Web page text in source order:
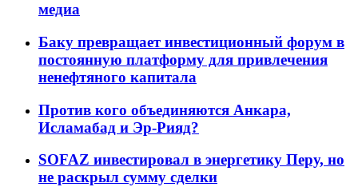
медиа
Баку превращает инвестиционный форум в
постоянную платформу для привлечения
ненефтяного капитала
Против кого объединяются Анкара,
Исламабад и Эр-Рияд?
SOFAZ инвестировал в энергетику Перу, но
не раскрыл сумму сделки